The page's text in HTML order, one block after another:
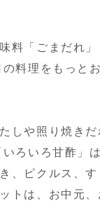
料「ごまだれ
料理をもっと
しや照り焼き
ろいろ甘酢」
、ピクルス、
トは、お中元